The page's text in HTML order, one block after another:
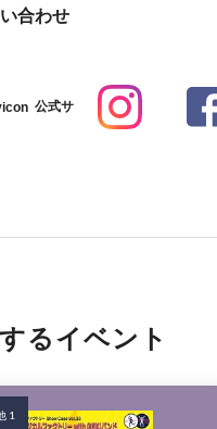
合わせ
公式サ
るイベント
1